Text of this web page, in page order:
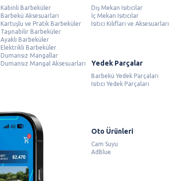
Kabinli Barbeküler
Barbekü Aksesuarları
Kartuşlu ve Pratik Barbeküler
Taşınabilir Barbeküler
Ayaklı Barbeküler
Elektrikli Barbeküler
Dumansız Mangallar
Dumansız Mangal Aksesuarları
Dış Mekan Isıtıcılar
İç Mekan Isıtıcılar
Isıtıcı Kılıfları ve Aksesuarları
Yedek Parçalar
Barbekü Yedek Parçaları
Isıtıcı Yedek Parçaları
Oto Ürünleri
Cam Suyu
AdBlue